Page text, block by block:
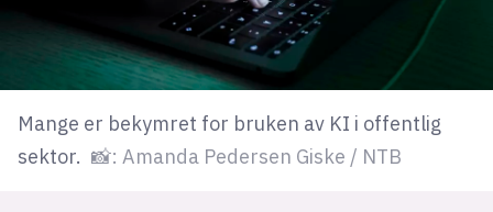
Mange er bekymret for bruken av KI i offentlig
sektor. 📸: Amanda Pedersen Giske / NTB
nyhetsbrev
kode24-klubben
Bluesky